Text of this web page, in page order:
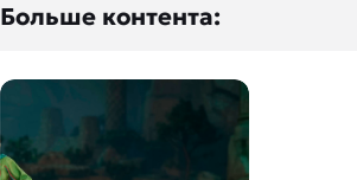
Больше контента: